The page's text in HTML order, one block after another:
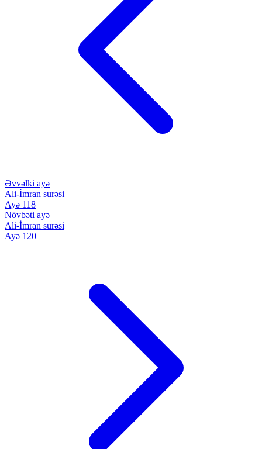
Əvvəlki ayə
Ali-İmran surəsi
Ayə 118
Növbəti ayə
Ali-İmran surəsi
Ayə 120